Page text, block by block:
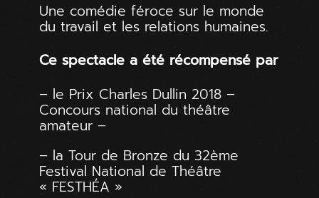
Une comédie féroce sur le monde
du travail et les relations humaines.
Ce spectacle a été récompensé par
– le Prix Charles Dullin 2018 –
Concours national du théâtre
amateur –
– la Tour de Bronze du 32ème
Festival National de Théâtre
« FESTHÉA »